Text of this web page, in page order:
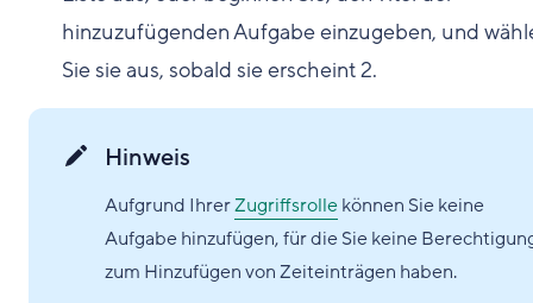
hinzuzufügenden Aufgabe einzugeben, und
Sie sie aus, sobald sie erscheint2.
Hinweis
Aufgrund IhrerZugriffsrollekönnen Sie keine
Aufgabe hinzufügen, für die Sie keine
zum Hinzufügen von Zeiteinträgen haben.